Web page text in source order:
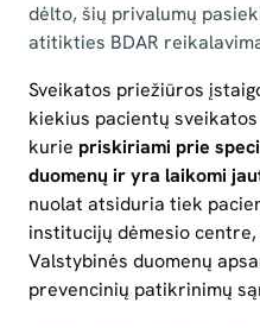
dėlto, šių privalumų
atitikties BDAR
Sveikatos priežiūros
kiekius pacientų
kurie priskiriami prie
duomenų ir yra laikomi
nuolat atsiduria tiek
institucijų dėmesio
Valstybinės duomenų
prevencinių patikrinimų